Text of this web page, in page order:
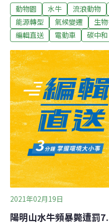
銜人潘忠政出席表達意見
年邁向碳中和 全方位助產
業界掌握零碳排的趨勢與商
碳中和時代 大金因應方案
與智能控制應用趨勢，並
廠客戶的需求及磁浮式冰
調設備如何與控制系統結
新世代冷媒的冰機設備發
動物園 水牛 流浪動物
能源轉型
氣候變遷 生
編輯直送
電動車 碳中和
2021年02月19日
陽明山水牛頻暴斃遭罰